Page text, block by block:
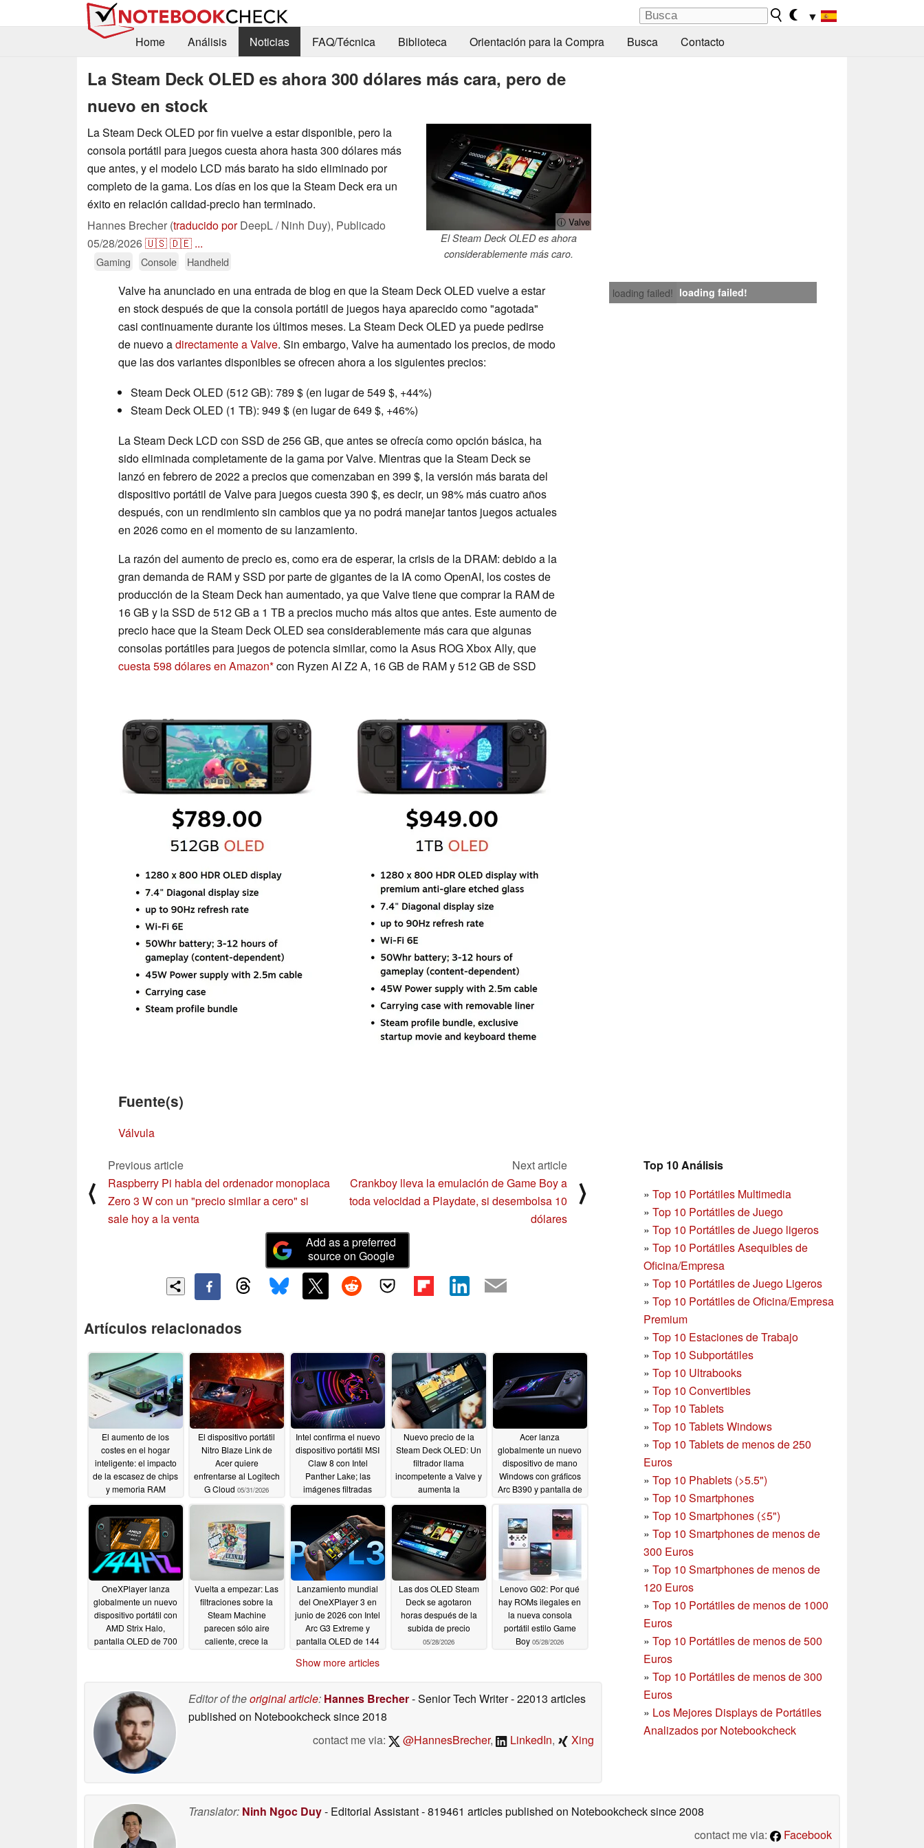
▼
Home
Análisis Noticias FAQ/Técnica Biblioteca Orientación para la Compra Busca Contacto
La Steam Deck OLED es ahora 300 dólares más cara, pero de
nuevo en stock
ⓘ Valve
El Steam Deck OLED es ahora
considerablemente más caro.
La Steam Deck OLED por fin vuelve a estar disponible, pero la
consola portátil para juegos cuesta ahora hasta 300 dólares más
que antes, y el modelo LCD más barato ha sido eliminado por
completo de la gama. Los días en los que la Steam Deck era un
éxito en relación calidad-precio han terminado.
Hannes Brecher (traducido porDeepL / Ninh Duy), Publicado
05/28/2026🇺🇸🇩🇪 ...
Gaming Console Handheld
loading failed! loading failed!
Valve ha anunciado en una entrada de blog en que la Steam Deck OLED vuelve a estar
en stock después de que la consola portátil de juegos haya aparecido como "agotada"
casi continuamente durante los últimos meses. La Steam Deck OLED ya puede pedirse
de nuevo adirectamente a Valve. Sin embargo, Valve ha aumentado los precios, de modo
que las dos variantes disponibles se ofrecen ahora a los siguientes precios:
Steam Deck OLED (512 GB): 789 $ (en lugar de 549 $, +44%)
Steam Deck OLED (1 TB): 949 $ (en lugar de 649 $, +46%)
La Steam Deck LCD con SSD de 256 GB, que antes se ofrecía como opción básica, ha
sido eliminada completamente de la gama por Valve. Mientras que la Steam Deck se
lanzó en febrero de 2022 a precios que comenzaban en 399 $, la versión más barata del
dispositivo portátil de Valve para juegos cuesta 390 $, es decir, un 98% más cuatro años
después, con un rendimiento sin cambios que ya no podrá manejar tantos juegos actuales
en 2026 como en el momento de su lanzamiento.
La razón del aumento de precio es, como era de esperar, la crisis de la DRAM: debido a la
gran demanda de RAM y SSD por parte de gigantes de la IA como OpenAI, los costes de
producción de la Steam Deck han aumentado, ya que Valve tiene que comprar la RAM de
16 GB y la SSD de 512 GB a 1 TB a precios mucho más altos que antes. Este aumento de
precio hace que la Steam Deck OLED sea considerablemente más cara que algunas
consolas portátiles para juegos de potencia similar, como la Asus ROG Xbox Ally, que
cuesta 598 dólares en Amazon con Ryzen AI Z2 A, 16 GB de RAM y 512 GB de SSD
Fuente(s)
Válvula
Top 10 Análisis
» Top 10 Portátiles Multimedia
» Top 10 Portátiles de Juego
» Top 10 Portátiles de Juego ligeros
» Top 10 Portátiles Asequibles de
Oficina/Empresa
» Top 10 Portátiles de Juego Ligeros
» Top 10 Portátiles de Oficina/Empresa
Premium
» Top 10 Estaciones de Trabajo
» Top 10 Subportátiles
» Top 10 Ultrabooks
» Top 10 Convertibles
» Top 10 Tablets
» Top 10 Tablets Windows
» Top 10 Tablets de menos de 250
Euros
» Top 10 Phablets (>5.5")
» Top 10 Smartphones
» Top 10 Smartphones (≤5")
» Top 10 Smartphones de menos de
300 Euros
» Top 10 Smartphonesde menos de
120 Euros
» Top 10 Portátiles de menos de 1000
Euros
» Top 10 Portátiles de menos de 500
Euros
» Top 10 Portátiles de menos de 300
Euros
» Los Mejores Displays de Portátiles
Analizados por Notebookcheck
⟨
Previous article
Raspberry Pi habla del ordenador monoplaca
Zero 3 W con un "precio similar a cero" si
sale hoy a la venta
Next article
Crankboy lleva la emulación de Game Boy a
toda velocidad a Playdate, si desembolsa 10
dólares
⟩
Add as a preferred
source on Google
Artículos relacionados
El aumento de los
costes en el hogar
inteligente: el impacto
de la escasez de chips
y memoria RAM
07/10/2026
El dispositivo portátil
Nitro Blaze Link de
Acer quiere
enfrentarse al Logitech
G Cloud 05/31/2026
Intel confirma el nuevo
dispositivo portátil MSI
Claw 8 con Intel
Panther Lake; las
imágenes filtradas
05/29/2026
Nuevo precio de la
Steam Deck OLED: Un
filtrador llama
incompetente a Valve y
aumenta la
precio de la Steam
Machine05/29/2026
Acer lanza
globalmente un nuevo
dispositivo de mano
Windows con gráficos
Arc B390 y pantalla de
05/28/2026
OneXPlayer lanza
globalmente un nuevo
dispositivo portátil con
AMD Strix Halo,
pantalla OLED de 700
Vuelta a empezar: Las
filtraciones sobre la
Steam Machine
parecen sólo aire
caliente, crece la
Lanzamiento mundial
del OneXPlayer 3 en
junio de 2026 con Intel
Arc G3 Extreme y
pantalla OLED de 144
Las dos OLED Steam
Deck se agotaron
horas después de la
subida de precio
05/28/2026
Lenovo G02: Por qué
hay ROMs ilegales en
la nueva consola
portátil estilo Game
Boy 05/28/2026
Show more articles
Editor of theoriginal article: Hannes Brecher- Senior Tech Writer- 22013 articles
published on Notebookchecksince 2018
contact me via:
@HannesBrecher, LinkedIn, Xing
Translator: Ninh Ngoc Duy- Editorial Assistant- 819461 articles published on Notebookchecksince 2008
contact me via:
Facebook